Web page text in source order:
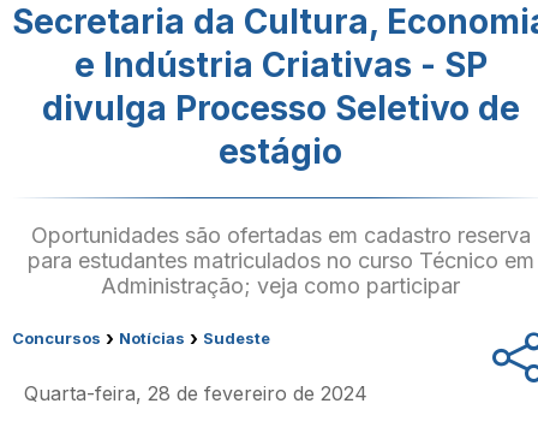
Secretaria da Cultura,
e Indústria Criativas - SP
divulga Processo Seletivo de
estágio
Oportunidades são ofertadas em cadastro reserva
para estudantes matriculados no curso Técnico em
Administração; veja como participar
Concursos › Notícias › Sudeste
Quarta-feira, 28 de fevereiro de 2024